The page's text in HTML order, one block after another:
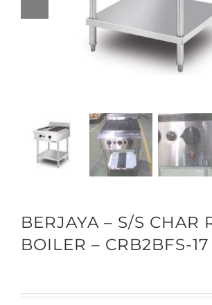
BERJAYA – S/S CHAR
BOILER – CRB2BFS-17